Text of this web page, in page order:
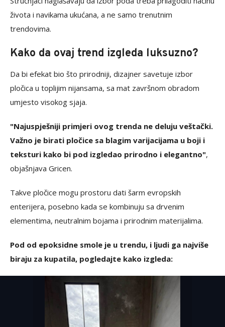
života i navikama ukućana, a ne samo trenutnim
trendovima.
Kako da ovaj trend izgleda luksuzno?
Da bi efekat bio što prirodniji, dizajner savetuje izbor
pločica u toplijim nijansama, sa mat završnom obradom
umjesto visokog sjaja.
"Najuspješniji primjeri ovog trenda ne deluju veštački.
Važno je birati pločice sa blagim varijacijama u boji i
teksturi kako bi pod izgledao prirodno i elegantno",
objašnjava Gricen.
Takve pločice mogu prostoru dati šarm evropskih
enterijera, posebno kada se kombinuju sa drvenim
elementima, neutralnim bojama i prirodnim materijalima.
Pod od epoksidne smole je u trendu, i ljudi ga najviše
biraju za kupatila, pogledajte kako izgleda: